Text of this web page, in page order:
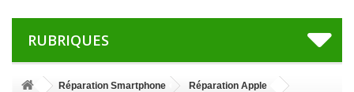
RUBRIQUES
Réparation Smartphone
Réparation Apple